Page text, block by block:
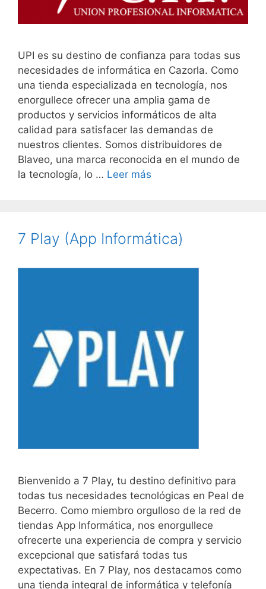
UPI es su destino de confianza para todas sus
necesidades de informática en Cazorla. Como
una tienda especializada en tecnología, nos
enorgullece ofrecer una amplia gama de
productos y servicios informáticos de alta
calidad para satisfacer las demandas de
nuestros clientes. Somos distribuidores de
Blaveo, una marca reconocida en el mundo de
la tecnología, lo … Leer más
7 Play (App Informática)
Bienvenido a 7 Play, tu destino definitivo para
todas tus necesidades tecnológicas en Peal de
Becerro. Como miembro orgulloso de la red de
tiendas App Informática, nos enorgullece
ofrecerte una experiencia de compra y servicio
excepcional que satisfará todas tus
expectativas. En 7 Play, nos destacamos como
una tienda integral de informática y telefonía